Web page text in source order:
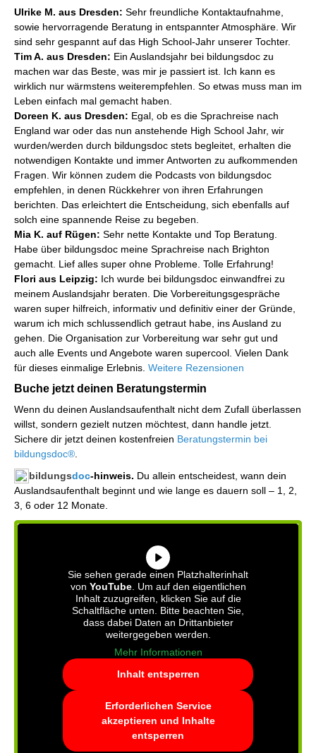
Ulrike M. aus Dresden: Sehr freundliche Kontaktaufnahme,
sowie hervorragende Beratung in entspannter Atmosphäre. Wir
sind sehr gespannt auf das High School-Jahr unserer Tochter.
Tim A. aus Dresden: Ein Auslandsjahr bei bildungsdoc zu
machen war das Beste, was mir je passiert ist. Ich kann es
wirklich nur wärmstens weiterempfehlen. So etwas muss man im
Leben einfach mal gemacht haben.
Doreen K. aus Dresden: Egal, ob es die Sprachreise nach
England war oder das nun anstehende High School Jahr, wir
wurden/werden durch bildungsdoc stets begleitet, erhalten die
notwendigen Kontakte und immer Antworten zu aufkommenden
Fragen. Wir können zudem die Podcasts von bildungsdoc
empfehlen, in denen Rückkehrer von ihren Erfahrungen
berichten. Das erleichtert die Entscheidung, sich ebenfalls auf
solch eine spannende Reise zu begeben.
Mia K. auf Rügen: Sehr nette Kontakte und Top Beratung.
Habe über bildungsdoc meine Sprachreise nach Brighton
gemacht. Lief alles super ohne Probleme. Tolle Erfahrung!
Flori aus Leipzig: Ich wurde bei bildungsdoc einwandfrei zu
meinem Auslandsjahr beraten. Die Vorbereitungsgespräche
waren super hilfreich, informativ und definitiv einer der Gründe,
warum ich mich schlussendlich getraut habe, ins Ausland zu
gehen. Die Organisation zur Vorbereitung war sehr gut und
auch alle Events und Angebote waren supercool. Vielen Dank
für dieses einmalige Erlebnis. Weitere Rezensionen
Buche jetzt deinen Beratungstermin
Wenn du deinen Auslandsaufenthalt nicht dem Zufall überlassen
willst, sondern gezielt nutzen möchtest, dann handle jetzt.
Sichere dir jetzt deinen kostenfreien Beratungstermin bei
bildungsdoc®
bildungsdoc-hinweis. Du allein entscheidest, wann dein
Auslandsaufenthalt beginnt und wie lange es dauern soll – 1, 2,
3, 6 oder 12 Monate.
Sie sehen gerade einen Platzhalterinhalt
von YouTube. Um auf den eigentlichen
Inhalt zuzugreifen, klicken Sie auf die
Schaltfläche unten. Bitte beachten Sie,
dass dabei Daten an Drittanbieter
weitergegeben werden.
Mehr Informationen
Inhalt entsperren
Erforderlichen Service
akzeptieren und Inhalte
entsperren